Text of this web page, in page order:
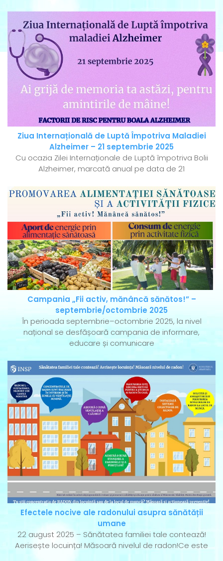
Ziua Internațională de Luptă Împotriva Maladiei
Alzheimer – 21 septembrie 2025
Cu ocazia Zilei Internaționale de Luptă împotriva Bolii
Alzheimer, marcată anual pe data de 21
Campania „Fii activ, mănâncă sănătos!” –
septembrie/octombrie 2025
În perioada septembrie–octombrie 2025, la nivel
național se desfășoară campania de informare,
educare și comunicare
Efectele nocive ale radonului asupra sănătății
umane
22 august 2025 – Sănătatea familiei tale contează!
Aerisește locuința! Măsoară nivelul de radon!Ce este